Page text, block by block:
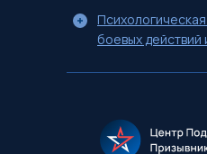
боевых действий